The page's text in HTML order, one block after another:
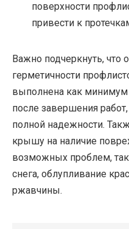
поверхности
привести к
Важно подчеркнуть, что
герметичности
выполнена как минимум
после завершения
полной надежности.
крышу на наличие
возможных проблем,
снега, облупливание
ржавчины.